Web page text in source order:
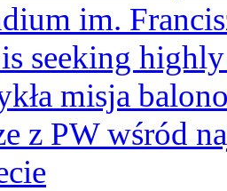
im.
seeking
misja
z PW wśród